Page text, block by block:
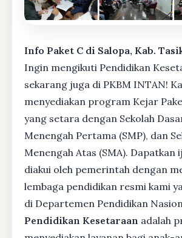
Info Paket C di Salopa, Kab.
Ingin mengikuti Pendidikan
sekarang juga di PKBM INTAN!
menyediakan program Kejar
yang setara dengan Sekolah
Menengah Pertama (SMP), dan
Menengah Atas (SMA). Dapatkan
diakui oleh pemerintah dengan
lembaga pendidikan resmi kami
di Departemen Pendidikan
Pendidikan Kesetaraan adalah